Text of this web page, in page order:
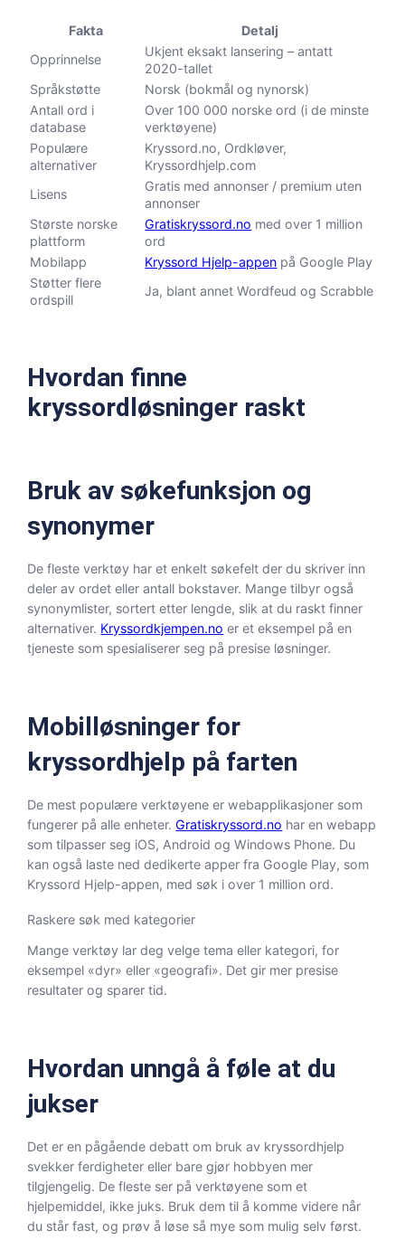
Fakta
Detalj
Opprinnelse
Ukjent eksakt lansering – antatt
2020-tallet
Språkstøtte
Norsk (bokmål og nynorsk)
Antall ord i
database
Over 100 000 norske ord (i de minste
verktøyene)
Populære
alternativer
Kryssord.no, Ordkløver,
Kryssordhjelp.com
Lisens
Gratis med annonser / premium uten
annonser
Største norske
plattform
Gratiskryssord.no med over 1 million
ord
Mobilapp
Kryssord Hjelp-appen på Google Play
Støtter flere
ordspill
Ja, blant annet Wordfeud og Scrabble
Hvordan finne
kryssordløsninger raskt
Bruk av søkefunksjon og
synonymer
De fleste verktøy har et enkelt søkefelt der du skriver inn
deler av ordet eller antall bokstaver. Mange tilbyr også
synonymlister, sortert etter lengde, slik at du raskt finner
alternativer. Kryssordkjempen.no er et eksempel på en
tjeneste som spesialiserer seg på presise løsninger.
Mobilløsninger for
kryssordhjelp på farten
De mest populære verktøyene er webapplikasjoner som
fungerer på alle enheter.Gratiskryssord.no har en webapp
som tilpasser seg iOS, Android og Windows Phone. Du
kan også laste ned dedikerte apper fra Google Play, som
Kryssord Hjelp-appen, med søk i over 1 million ord.
Raskere søk med kategorier
Mange verktøy lar deg velge tema eller kategori, for
eksempel «dyr» eller «geografi». Det gir mer presise
resultater og sparer tid.
Hvordan unngå å føle at du
jukser
Det er en pågående debatt om bruk av kryssordhjelp
svekker ferdigheter eller bare gjør hobbyen mer
tilgjengelig. De fleste ser på verktøyene som et
hjelpemiddel, ikke juks. Bruk dem til å komme videre når
du står fast, og prøv å løse så mye som mulig selv først.